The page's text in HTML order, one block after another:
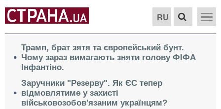
RU
Трамп, брат зятя та європейський бунт.
Чому зараз вимагають зняти голову ФІФА
Інфантіно.
Заручники "Резерву". Як ЄС тепер
відмовлятиме у захисті
військовозобов'язаним українцям?